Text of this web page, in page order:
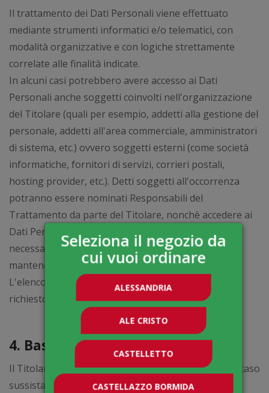
Il trattamento dei Dati Personali viene effettuato
mediante strumenti informatici e/o telematici, con
modalità organizzative e con logiche strettamente
correlate alle finalità indicate.
In alcuni casi potrebbero avere accesso ai Dati
Personali anche soggetti coinvolti nell'organizzazione
del Titolare (quali per esempio, addetti alla gestione del
personale, addetti all'area commerciale, amministratori
di sistema, etc.) ovvero soggetti esterni (come società
informatiche, fornitori di servizi, corrieri postali,
hosting provider, etc.). Detti soggetti all'occorrenza
potranno essere nominati Responsabili del
Trattamento da parte del Titolare, nonchè accedere ai
Dati Personali degli Utenti ogni qualvolta si renda
necessario e saranno contrattualmente obbligati a
mantenere riservati i Dati Personali.
L'elenco aggiornato dei Responsabili può essere
richiesto via email all'indirizzo info@planetpizzaal.it.
4. Base giuridica del trattamento
Il Titolare tratta Dati Personali relativi all'Utente in caso
sussista una delle seguenti condizioni: o l'Utente ha
Seleziona il negozio da
cui vuoi ordinare
ALESSANDRIA
ALE CRISTO
CASTELLETTO
CASTELLAZZO BORMIDA